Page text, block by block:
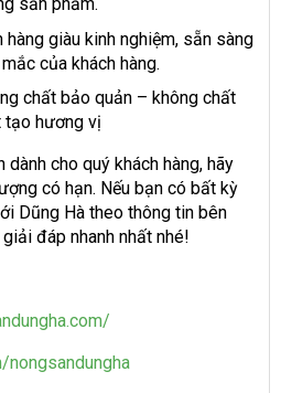
giàu kinh nghiệm, sẵn sàng
của khách hàng.
chất bảo quản – không chất
tạo hương vị
cho quý khách hàng, hãy
có hạn. Nếu bạn có bất kỳ
Dũng Hà theo thông tin bên
đáp nhanh nhất nhé!